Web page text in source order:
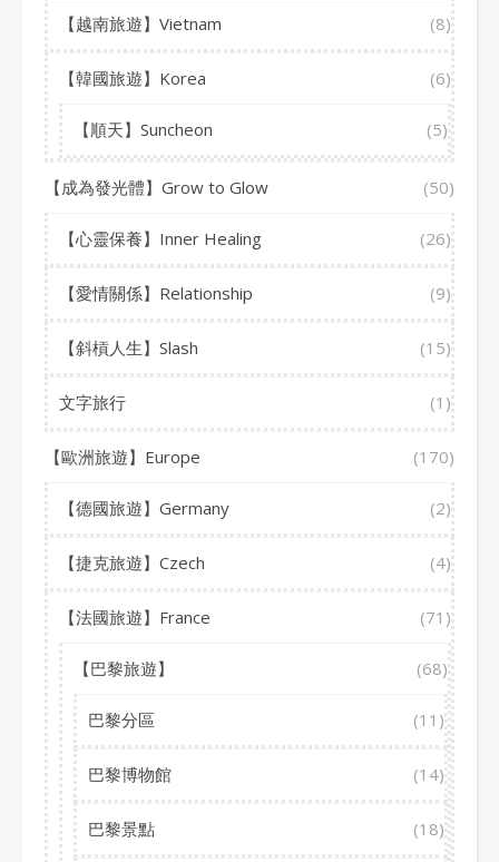
【越南旅遊】Vietnam (8)
【韓國旅遊】Korea (6)
【順天】Suncheon (5)
【成為發光體】Grow to Glow (50)
【心靈保養】Inner Healing (26)
【愛情關係】Relationship (9)
【斜槓人生】Slash (15)
文字旅行 (1)
【歐洲旅遊】Europe (170)
【德國旅遊】Germany (2)
【捷克旅遊】Czech (4)
【法國旅遊】France (71)
【巴黎旅遊】 (68)
巴黎分區 (11)
巴黎博物館 (14)
巴黎景點 (18)